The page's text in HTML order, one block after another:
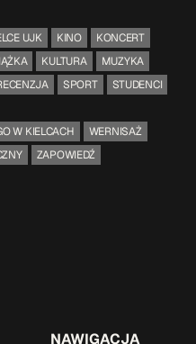
UJK KINO
KONCERT
KULTURA
MUZYKA
SPORT
STUDENCI
W KIELCACH
WERNISAŻ
ZAPOWIEDŹ
NAWIGACJA